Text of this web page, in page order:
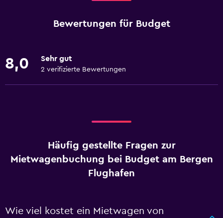
Bewertungen für Budget
8,0 Sehr gut
2 verifizierte Bewertungen
Häufig gestellte Fragen zur
Mietwagenbuchung bei Budget am Bergen
Flughafen
Wie viel kostet ein Mietwagen von